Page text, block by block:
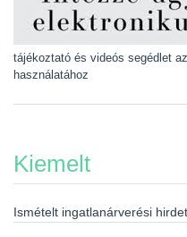
tájékoztató és videós segédlet
használatához
Kiemelt
Ismételt ingatlanárverési